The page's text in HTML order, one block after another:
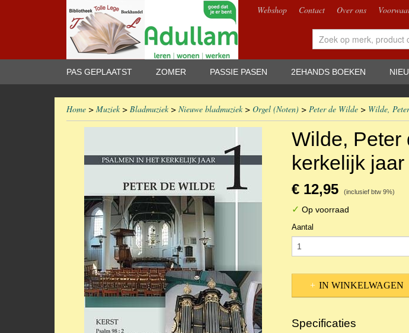
Webshop Contact Over ons
PAS GEPLAATST ZOMER PASSIE PASEN 2EHANDS BOEKEN
Home > Muziek> Bladmuziek> Nieuwe bladmuziek> Orgel (Noten) > Peter de Wilde > Wilde,
Wilde, Peter
kerkelijk jaar
€ 12,95 (inclusief btw 9%)
✓ Op voorraad
Aantal
IN WINKELWAGEN
Specificaties